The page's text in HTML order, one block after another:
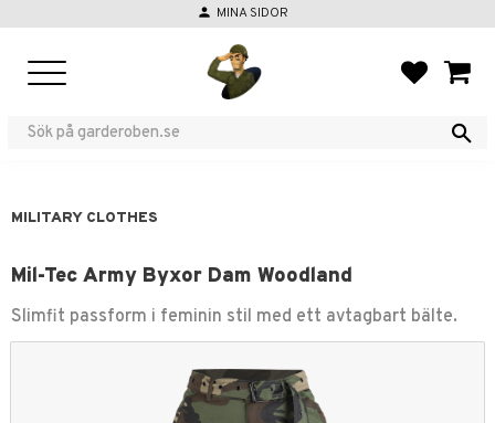
person MINA SIDOR
MILITARY CLOTHES
Mil-Tec Army Byxor Dam Woodland
Slimfit passform i feminin stil med ett avtagbart bälte.